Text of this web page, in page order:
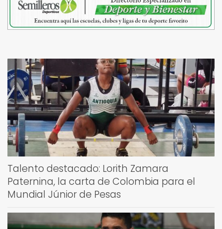
Talento destacado: Lorith Zamara
Paternina, la carta de Colombia para el
Mundial Júnior de Pesas